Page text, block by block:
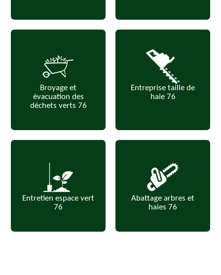
Broyage et
évacuation des
déchets verts 76
Entreprise taille de
haie 76
Entretien espace vert
76
Abattage arbres et
haies 76